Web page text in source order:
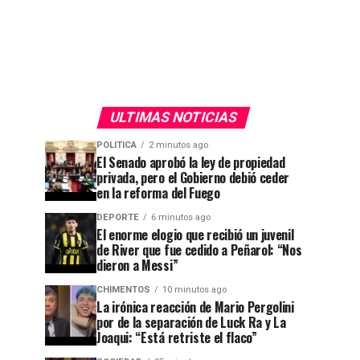
ULTIMAS NOTICIAS
POLITICA 2 minutos ago
El Senado aprobó la ley de propiedad
privada, pero el Gobierno debió ceder
en la reforma del Fuego
DEPORTE 6 minutos ago
El enorme elogio que recibió un juvenil
de River que fue cedido a Peñarol: “Nos
dieron a Messi”
CHIMENTOS 10 minutos ago
La irónica reacción de Mario Pergolini
por de la separación de Luck Ra y La
Joaqui: “Está retriste el flaco”